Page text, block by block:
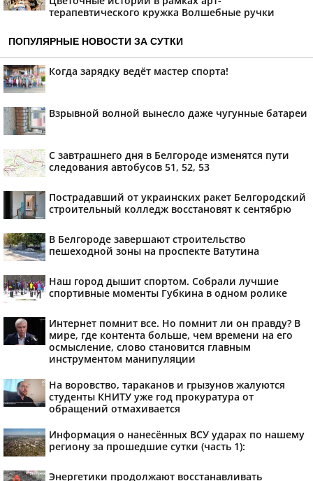
терапевтического кружка Волшебные ручки
ПОПУЛЯРНЫЕ НОВОСТИ ЗА СУТКИ
Когда зарядку ведёт мастер спорта!
Взрывной волной вынесло даже чугунные батареи
С завтрашнего дня в Белгороде изменятся пути
следования автобусов 51, 52, 53
Пострадавший от украинских ракет Белгородский
строительный колледж восстановят к сентябрю
В Белгороде завершают строительство
пешеходной зоны на проспекте Ватутина
Наш город дышит спортом. Собрали лучшие
спортивные моменты Губкина в одном ролике
Интернет помнит все. Но помнит ли он правду? В
мире, где контента больше, чем времени на его
осмысление, слово становится главным
инструментом манипуляции
На воровство, тараканов и грызунов жалуются
студенты КНИТУ уже год прокуратура от
обращений отмахивается
Информация о нанесённых ВСУ ударах по нашему
региону за прошедшие сутки (часть 1):
Энергетики продолжают восстанавливать